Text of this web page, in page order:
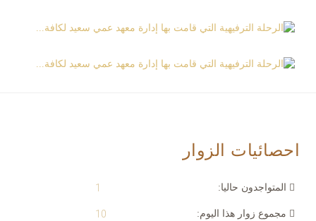
احصائيات الزوار
المتواجدون حاليا: 1
مجموع زوار هذا اليوم: 10